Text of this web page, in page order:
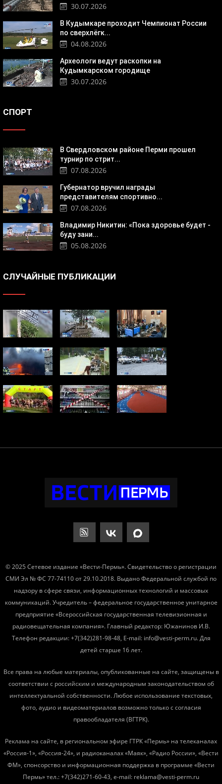
30.07.2026
В Кудымкаре проходит Чемпионат России
по сверхлёгк...
04.08.2026
Археологи ведут раскопки на
Кудымкарском городище
30.07.2026
СПОРТ
В Свердловском районе Перми прошел
турнир по стрит...
07.08.2026
Губернатор вручил награды
представителям спортивно...
07.08.2026
Владимир Никитин: «Пока здоровье будет -
буду зани...
05.08.2026
СЛУЧАЙНЫЕ ПУБЛИКАЦИИ
© 2025 Сетевое издание «Вести-Пермь». Свидетельство о регистрации
СМИ Эл № ФС 77-74110 от 29.10.2018. Выдано Федеральной службой по
надзору в сфере связи, информационных технологий и массовых
коммуникаций. Учредитель – федеральное государственное унитарное
предприятие «Всероссийская государственная телевизионная и
радиовещательная компания». Главный редактор: Южанинов И.В.
Телефон редакции: +7(342)281-98-48, E-mail: info@vesti-perm.ru. Для
детей старше 16 лет.
Все права на любые материалы, опубликованные на сайте, защищены в
соответствии с российским и международным законодательством об
интеллектуальной собственности. Любое использование текстовых,
фото, аудио и видеоматериалов возможно только с согласия
правообладателя (ВГТРК).
Реклама на сайте, в региональном эфире ГТРК «Пермь» на телеканалах
«Россия-1», «Россия-24», и радиоканалах «Маяк», «Радио России», «Вести
ФМ», спонсорство и информационная поддержка в программе «Вести
Пермь» тел.: +7(342)271-60-43, e-mail: reklama@vesti-perm.ru